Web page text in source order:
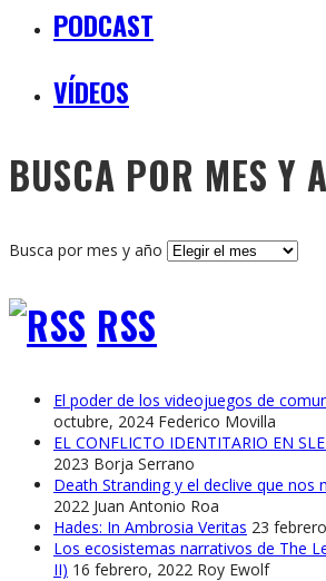
PODCAST
VÍDEOS
BUSCA POR MES Y
Busca por mes y año
RSS
El poder de los videojuegos de
octubre, 2024 Federico Movilla
EL CONFLICTO IDENTITARIO EN
2023 Borja Serrano
Death Stranding y el declive que nos
2022 Juan Antonio Roa
Hades: In Ambrosia Veritas 23
Los ecosistemas narrativos de The
II) 16 febrero, 2022 Roy Ewolf